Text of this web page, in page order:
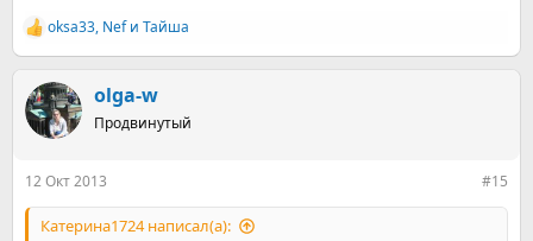
Р
е
к
ц
и
oksa33, Nefи Тайша
olga-w
Продвинутый
12 Окт 2013 #15
Катерина1724 написал(а):